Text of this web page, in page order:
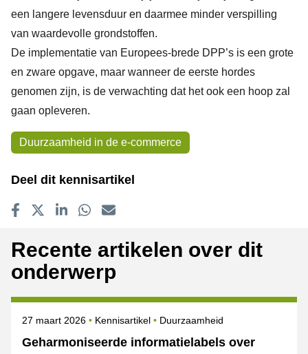
een langere levensduur en daarmee minder verspilling
van waardevolle grondstoffen.
De implementatie van Europees-brede DPP’s is een grote
en zware opgave, maar wanneer de eerste hordes
genomen zijn, is de verwachting dat het ook een hoop zal
gaan opleveren.
Onderwerpen
Duurzaamheid in de e-commerce
Deel dit kennisartikel
Recente artikelen over dit
onderwerp
Geharmoniseerde informatielabels over
Gepubliceerd op
27 maart 2026 Kennisartikel Onderwerpen
Duurzaamheid